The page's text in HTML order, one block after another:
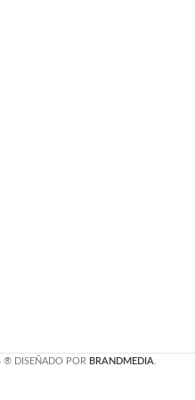
® DISEÑADO POR BRANDMEDIA